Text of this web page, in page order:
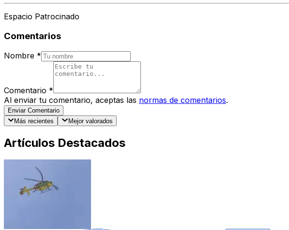
Espacio Patrocinado
Comentarios
Nombre *
Comentario *
Al enviar tu comentario, aceptas las normas de comentarios.
Enviar Comentario
Más recientes
Mejor valorados
Artículos Destacados